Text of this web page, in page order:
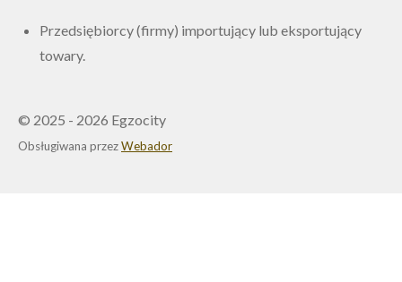
Przedsiębiorcy (firmy) importujący lub eksportujący
towary.
© 2025 - 2026 Egzocity
Obsługiwana przezWebador